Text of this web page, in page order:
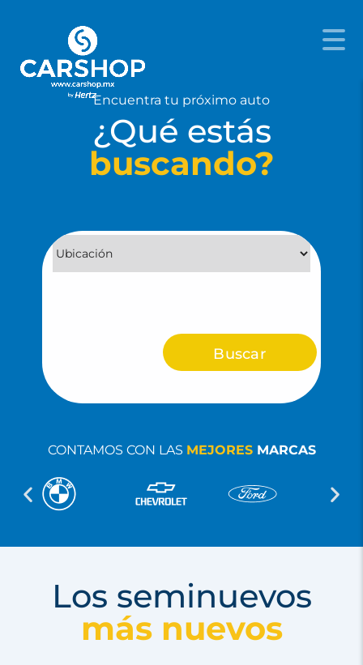
Encuentra tu próximo auto
¿Qué estás
buscando?
Buscar
CONTAMOS CON LAS MEJORESMARCAS
Los seminuevos
más nuevos